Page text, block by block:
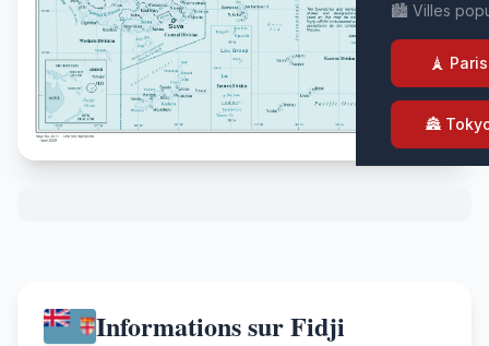
🏙️ Villes
🗼 Paris
🏯
Informations sur Fidji